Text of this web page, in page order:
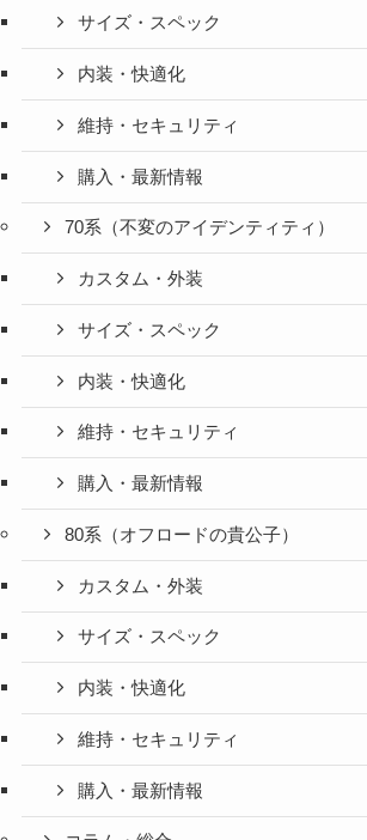
サイズ・スペック
内装・快適化
維持・セキュリティ
購入・最新情報
70系（不変のアイデンティティ）
カスタム・外装
サイズ・スペック
内装・快適化
維持・セキュリティ
購入・最新情報
80系（オフロードの貴公子）
カスタム・外装
サイズ・スペック
内装・快適化
維持・セキュリティ
購入・最新情報